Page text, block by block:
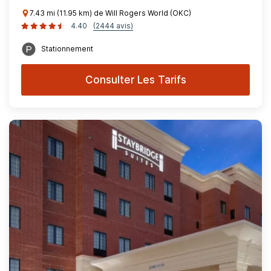
7.43 mi (11.95 km) de Will Rogers World (OKC)
4.40
(2444 avis)
Stationnement
Consulter Les Tarifs